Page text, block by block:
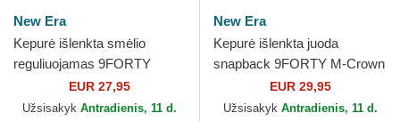
New Era
Kepurė išlenkta smėlio
reguliuojamas 9FORTY
Recycled Midi Las Vegas
Raiders NFL New Era
EUR 27,95
Užsisakyk Antradienis, 11 d.
New Era
Kepurė išlenkta juoda
snapback 9FORTY M-Crown
Team Las Vegas Raiders
NFL New Era
EUR 29,95
Užsisakyk Antradienis, 11 d.